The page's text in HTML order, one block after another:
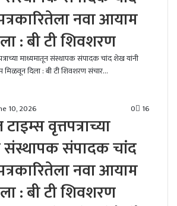
नवा आयाम
: बी टी शिवशरण
माध्यमातून संस्थापक संपादक चांद शेख यांनी
मिळवून दिला : बी टी शिवशरण संचार…
10, 2026 0 16
वृत्तपत्राच्या
संस्थापक संपादक चांद
नवा आयाम
: बी टी शिवशरण